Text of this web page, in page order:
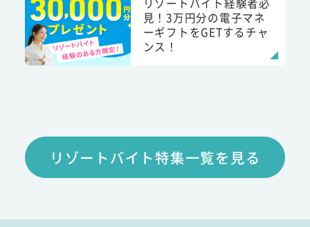
見！3万円分の電子マネ
ーギフトをGETするチャ
ンス！
リゾートバイト特集一覧を見る